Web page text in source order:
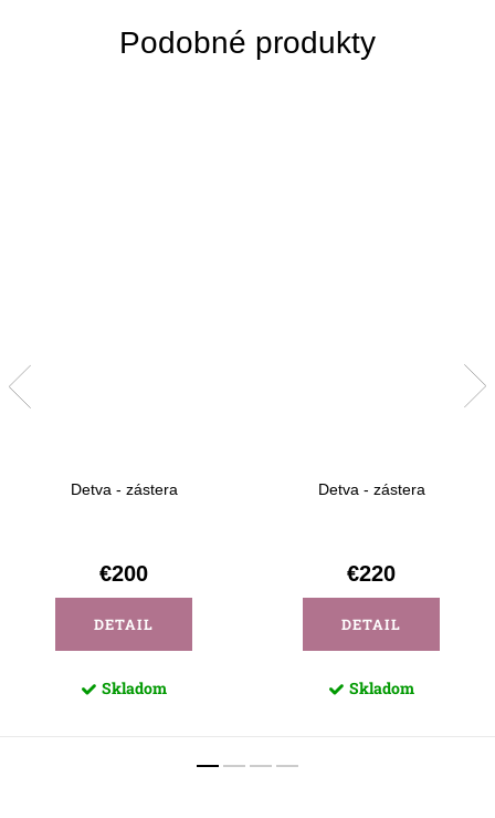
Detva - zástera
€200
DETAIL
Skladom
Detva - zástera
€220
DETAIL
Skladom